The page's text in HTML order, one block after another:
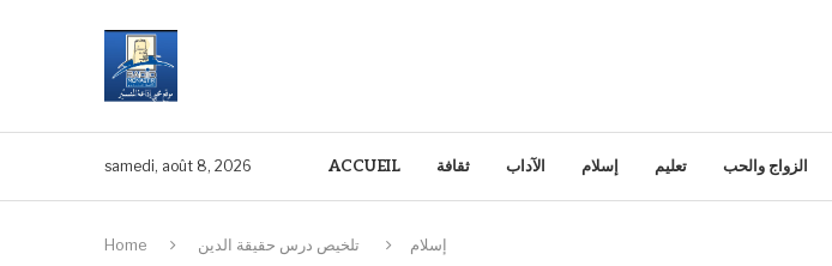
samedi, août 8, 2026 ACCUEIL ثقافة الآداب إسلام تعليم الزواج والحب
Home إسلام تلخيص درس حقيقة الدين